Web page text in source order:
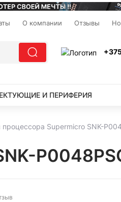
О компании Отзывы
И ПЕРИФЕРИЯ
процессора Supermicro SNK-